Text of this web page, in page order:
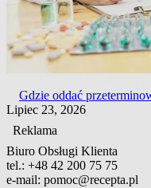
Gdzie oddać
Lipiec 23, 2026
Reklama
Biuro Obsługi Klienta
tel.: +48 42 200 75 75
e-mail: pomoc@recepta.pl